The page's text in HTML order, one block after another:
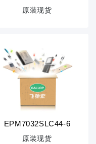
原装现货
EPM7032SLC44-6
原装现货